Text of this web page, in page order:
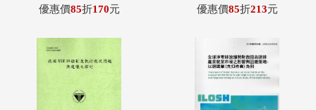
優惠價85折170元 優惠價85折213元